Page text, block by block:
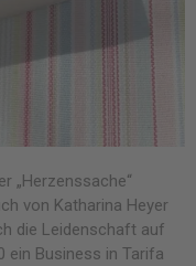
„Herzenssache“
von Katharina Heyer
die Leidenschaft auf
ein Business in Tarifa